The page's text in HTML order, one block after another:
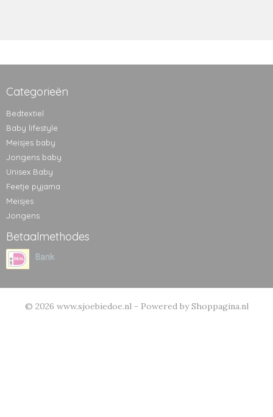
Categorieën
Bedtextiel
Baby lifestyle
Meisjes baby
Jongens baby
Unisex Baby
Feetje pyjama
Meisjes
Jongens
Betaalmethodes
© 2026 www.sjoebiedoe.nl - Powered by Shoppagina.nl